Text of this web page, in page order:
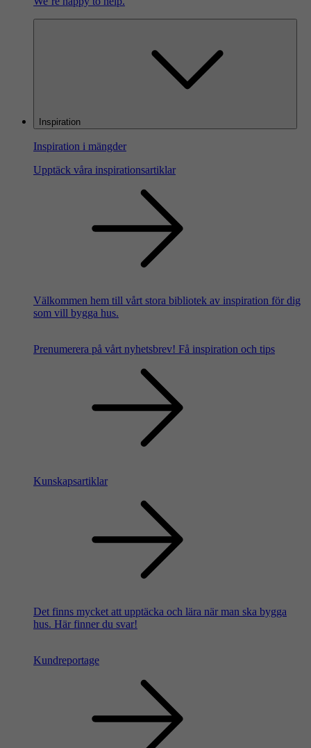
Inspiration
Inspiration i mängder
Upptäck våra inspirationsartiklar
Välkommen hem till vårt stora bibliotek av inspiration för dig
som vill bygga hus.
Prenumerera på vårt nyhetsbrev! Få inspiration och tips
Kunskapsartiklar
Det finns mycket att upptäcka och lära när man ska bygga
hus. Här finner du svar!
Kundreportage